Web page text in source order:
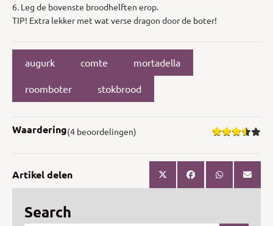
6. Leg de bovenste broodhelften erop.
TIP! Extra lekker met wat verse dragon door de boter!
augurk comte mortadella
roomboter stokbrood
Waardering(4 beoordelingen)
Artikel delen
Search